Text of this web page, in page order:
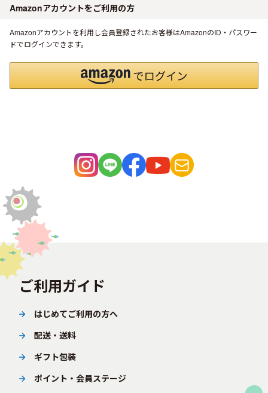
Amazonアカウントをご利用の方
Amazonアカウントを利用し会員登録されたお客様はAmazonのID・パスワー
ドでログインできます。
ご利用ガイド
はじめてご利用の方へ
配送・送料
ギフト包装
ポイント・会員ステージ